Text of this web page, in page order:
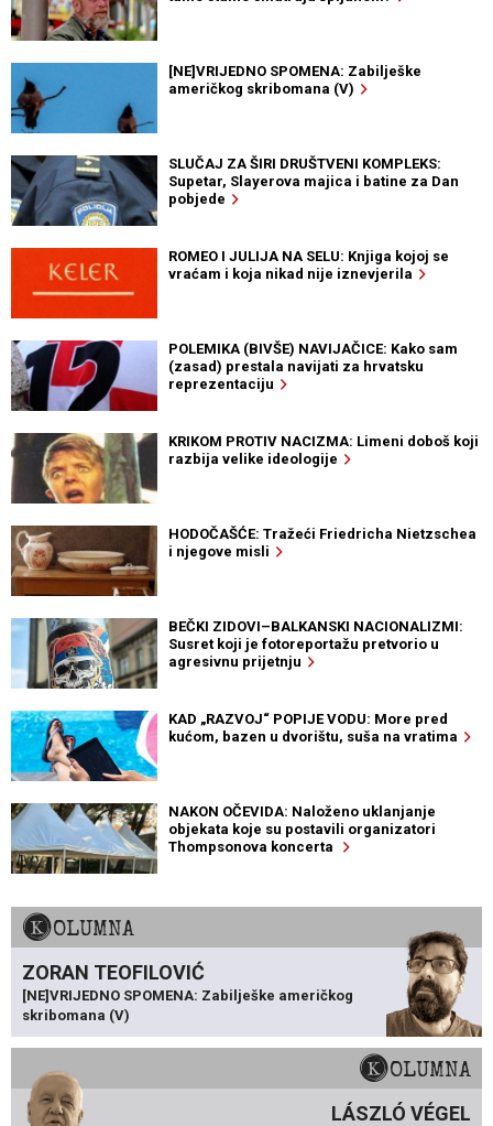
[NE]VRIJEDNO SPOMENA: Zabilješke
američkog skribomana (V)
SLUČAJ ZA ŠIRI DRUŠTVENI KOMPLEKS:
Supetar, Slayerova majica i batine za Dan
pobjede
ROMEO I JULIJA NA SELU: Knjiga kojoj se
vraćam i koja nikad nije iznevjerila
POLEMIKA (BIVŠE) NAVIJAČICE: Kako sam
(zasad) prestala navijati za hrvatsku
reprezentaciju
KRIKOM PROTIV NACIZMA: Limeni doboš koji
razbija velike ideologije
HODOČAŠĆE: Tražeći Friedricha Nietzschea
i njegove misli
BEČKI ZIDOVI–BALKANSKI NACIONALIZMI:
Susret koji je fotoreportažu pretvorio u
agresivnu prijetnju
KAD „RAZVOJ“ POPIJE VODU: More pred
kućom, bazen u dvorištu, suša na vratima
NAKON OČEVIDA: Naloženo uklanjanje
objekata koje su postavili organizatori
Thompsonova koncerta
KOLUMNA
ZORAN TEOFILOVIĆ
[NE]VRIJEDNO SPOMENA: Zabilješke američkog
skribomana (V)
KOLUMNA
LÁSZLÓ VÉGEL